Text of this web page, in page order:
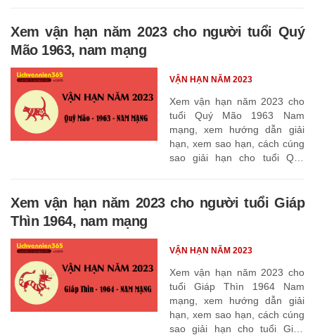
Xem vận hạn năm 2023 cho người tuổi Quý
Mão 1963, nam mạng
Xem vận hạn năm 2023 cho
tuổi Quý Mão 1963 Nam
mạng, xem hướng dẫn giải
hạn, xem sao hạn, cách cúng
sao giải hạn cho tuổi Quý
VẬN HẠN NĂM 2023
Xem vận hạn năm 2023 cho người tuổi Giáp
Thìn 1964, nam mạng
Xem vận hạn năm 2023 cho
tuổi Giáp Thìn 1964 Nam
mạng, xem hướng dẫn giải
hạn, xem sao hạn, cách cúng
sao giải hạn cho tuổi Giáp
VẬN HẠN NĂM 2023